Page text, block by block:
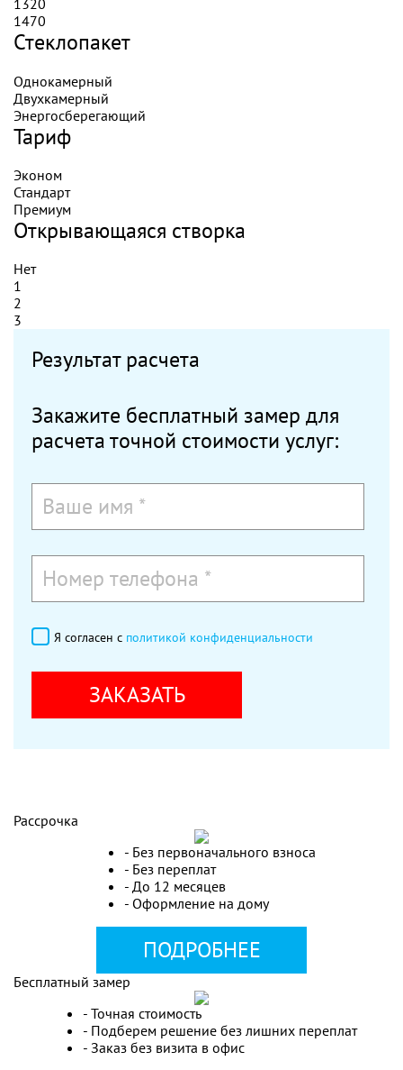
1320
1470
Стеклопакет
Однокамерный
Двухкамерный
Энергосберегающий
Тариф
Эконом
Стандарт
Премиум
Открывающаяся створка
Нет
1
2
3
Результат расчета
Закажите бесплатный замер для
расчета точной стоимости услуг:
Я согласен с политикой конфиденциальности
ЗАКАЗАТЬ
Рассрочка
- Без первоначального взноса
- Без переплат
- До 12 месяцев
- Оформление на дому
ПОДРОБНЕЕ
Бесплатный замер
- Точная стоимость
- Подберем решение без лишних переплат
- Заказ без визита в офис